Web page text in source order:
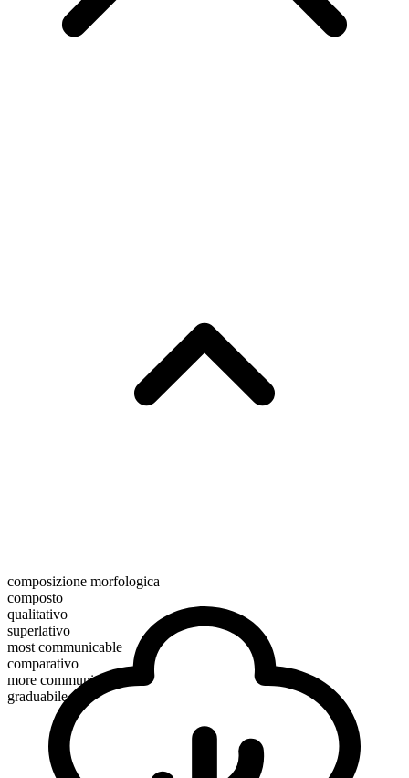
composizione morfologica
composto
qualitativo
superlativo
most communicable
comparativo
more communicable
graduabile